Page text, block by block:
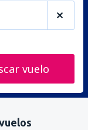
vuelo